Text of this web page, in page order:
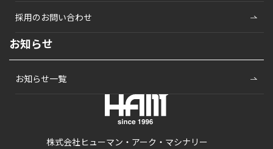
株式会社ヒューマン・アーク・マシナリー
採用のお問い合わせ
お知らせ
お知らせ一覧